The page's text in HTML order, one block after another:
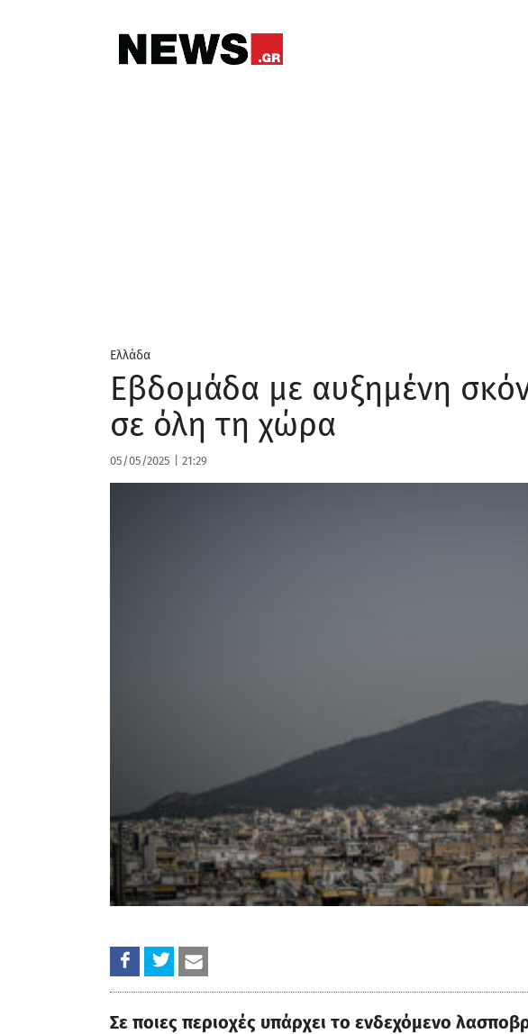
Ελλάδα
Εβδομάδα με αυξημένη
σε όλη τη χώρα
05/05/2025 21:29
Σε ποιες περιοχές υπάρχει το ενδεχόμενο